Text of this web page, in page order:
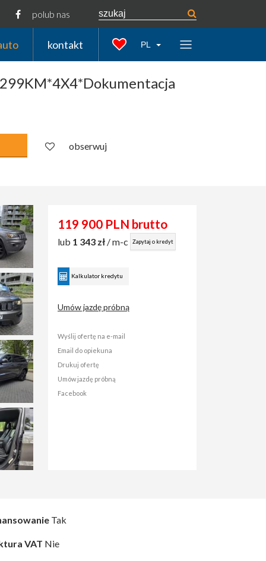
polub nas
kontakt PL
obserwuj
119 900 PLN brutto
lub 1 343 zł / m-c Zapytaj o kredyt
Kalkulator kredytu
Umów jazdę próbną
Wyślij ofertę na e-mail
Email do opiekuna
Drukuj ofertę
Umów jazdę próbną
Facebook
Tak
VAT Nie